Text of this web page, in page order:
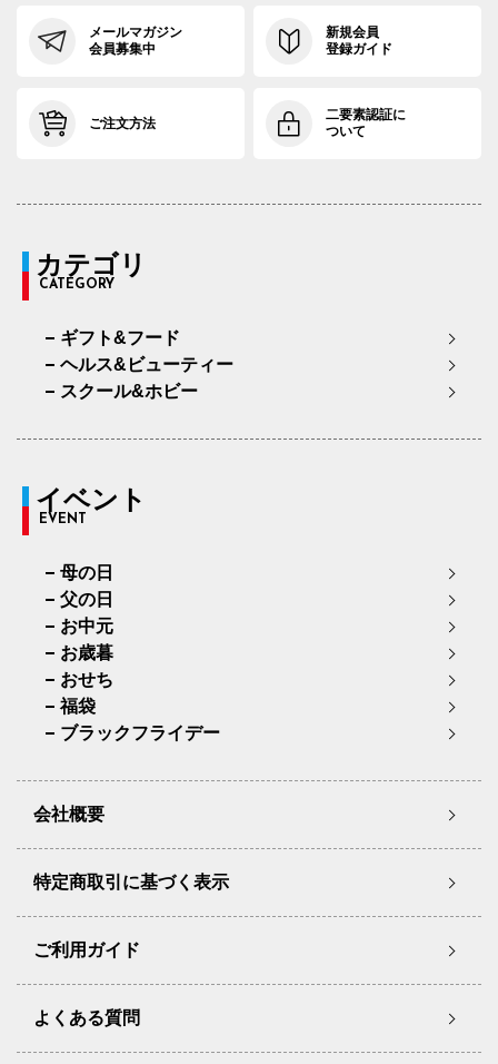
メールマガジン
会員募集中
新規会員
登録ガイド
ご注文方法
二要素認証に
ついて
カテゴリ
CATEGORY
ギフト&フード
ヘルス&ビューティー
スクール&ホビー
イベント
EVENT
母の日
父の日
お中元
お歳暮
おせち
福袋
ブラックフライデー
会社概要
特定商取引に基づく表示
ご利用ガイド
よくある質問